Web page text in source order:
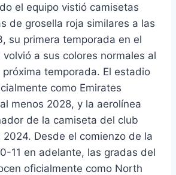
el equipo vistió camisetas
de grosella roja similares a las
su primera temporada en el
a sus colores normales al
temporada. El estadio
como Emirates
menos 2028, y la aerolínea
de la camiseta del club
2024. Desde el comienzo de la
11 en adelante, las gradas del
oficialmente como North